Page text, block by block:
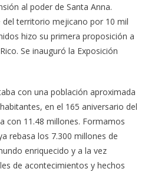
al poder de Santa Anna.
territorio mejicano por 10 mil
hizo su primera proposición a
Se inauguró la Exposición
con una población aproximada
en el 165 aniversario del
con 11.48 millones. Formamos
rebasa los 7.300 millones de
enriquecido y a la vez
de acontecimientos y hechos